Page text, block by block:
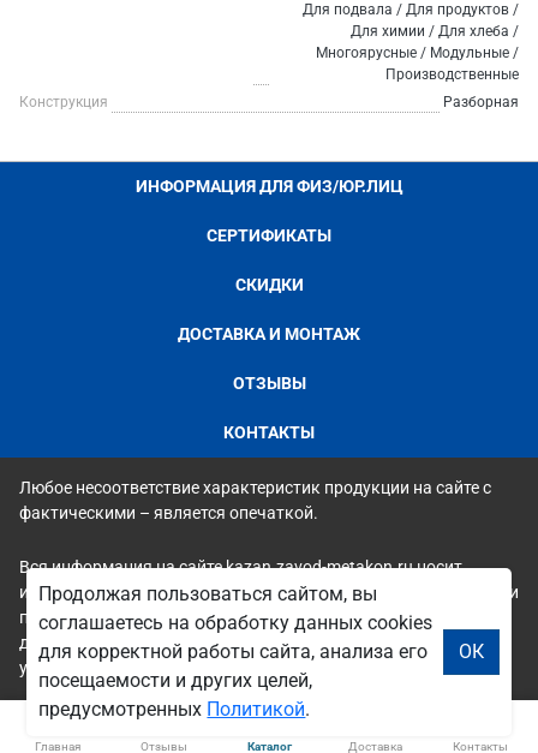
Для подвала / Для продуктов /
Для химии / Для хлеба /
Многоярусные / Модульные /
Производственные
Конструкция
Разборная
ИНФОРМАЦИЯ ДЛЯ ФИЗ/ЮР.ЛИЦ
СЕРТИФИКАТЫ
СКИДКИ
ДОСТАВКА И МОНТАЖ
ОТЗЫВЫ
КОНТАКТЫ
Любое несоответствие характеристик продукции на сайте с
фактическими – является опечаткой.
Вся информация на сайте kazan.zavod-metakon.ru носит
исключительно ознакомительный и справочный характер и ни
при каких условиях не является публичной офертой. Всю
дополнительную информацию можно узнать по телефонам
указанным на сайте.
Главная Отзывы Каталог Доставка Контакты
Продолжая пользоваться сайтом, вы
соглашаетесь на обработку данных cookies
для корректной работы сайта, анализа его
посещаемости и других целей,
предусмотренных Политикой.
ОК